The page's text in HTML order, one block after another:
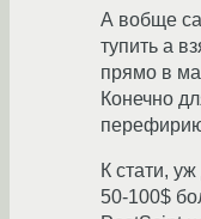
А вобще
тупить а
прямо в
Конечно
К стати,
50-100$